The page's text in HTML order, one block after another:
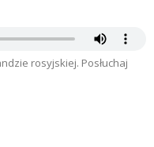
rosyjskiej. Posłuchaj